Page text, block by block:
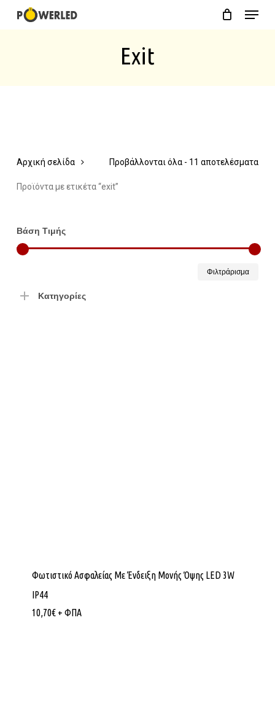
Menu
Exit
Προβάλλονται όλα - 11 αποτελέσματα
Αρχική σελίδα
Προϊόντα με ετικέτα “exit”
Βάση Τιμής
Φιλτράρισμα
Κατηγορίες
Φωτιστικό Ασφαλείας Με Ένδειξη Μονής Όψης LED 3W
IP44
10,70€ + ΦΠΑ